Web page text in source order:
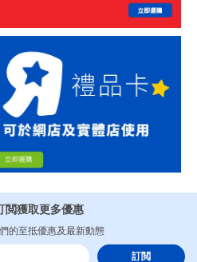
閲獲取更多優惠
的至抵優惠及最新動態
訂閲